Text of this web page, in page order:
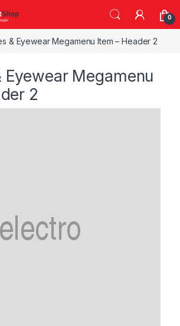
0
& Eyewear Megamenu Item – Header 2
Eyewear Megamenu
2